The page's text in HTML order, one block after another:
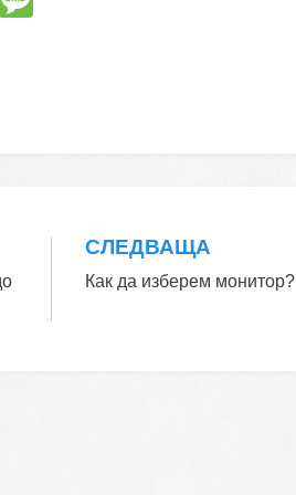
СЛЕДВАЩА
Как да изберем монитор?